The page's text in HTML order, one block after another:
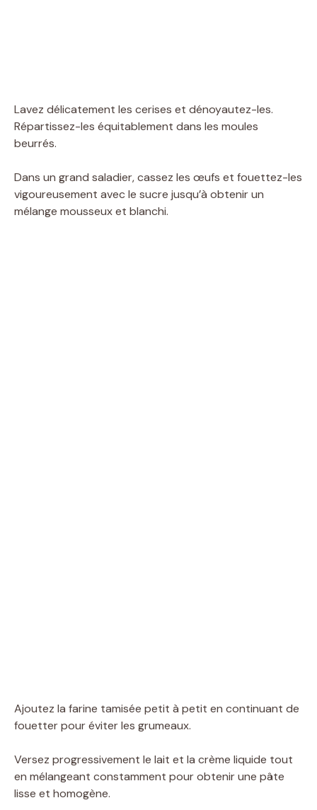
Lavez délicatement les cerises et dénoyautez-les.
Répartissez-les équitablement dans les moules
beurrés.
Dans un grand saladier, cassez les œufs et fouettez-les
vigoureusement avec le sucre jusqu’à obtenir un
mélange mousseux et blanchi.
Ajoutez la farine tamisée petit à petit en continuant de
fouetter pour éviter les grumeaux.
Versez progressivement le lait et la crème liquide tout
en mélangeant constamment pour obtenir une pâte
lisse et homogène.